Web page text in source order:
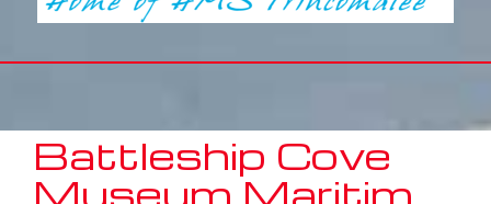
CONTENT
Battleship Cove
Museum Maritim